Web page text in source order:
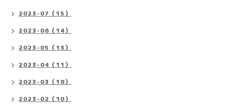
2023-07（15）
2023-06（14）
2023-05（13）
2023-04（11）
2023-03（18）
2023-02（10）